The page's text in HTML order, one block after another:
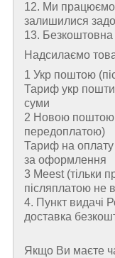
12. Ми
залишилися
13. Безкоштовна
Надсилаємо
1 Укр поштою
Тариф укр пошти
суми
2 Новою поштою
передоплатою)
Тариф на оплату
за оформлення
3 Meest (тільки
післяплатою не
4. Пункт видачі
доставка
Якщо Ви маєте